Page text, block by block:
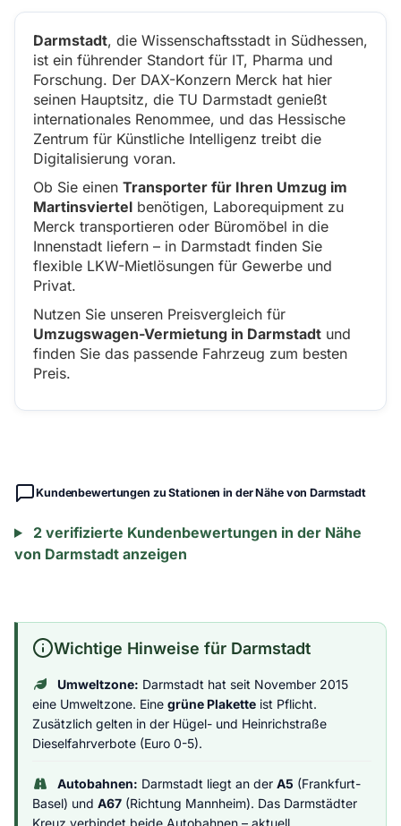
Darmstadt, die Wissenschaftsstadt in Südhessen,
ist ein führender Standort für IT, Pharma und
Forschung. Der DAX-Konzern Merck hat hier
seinen Hauptsitz, die TU Darmstadt genießt
internationales Renommee, und das Hessische
Zentrum für Künstliche Intelligenz treibt die
Digitalisierung voran.
Ob Sie einen Transporter für Ihren Umzug im
Martinsviertel benötigen, Laborequipment zu
Merck transportieren oder Büromöbel in die
Innenstadt liefern – in Darmstadt finden Sie
flexible LKW-Mietlösungen für Gewerbe und
Privat.
Nutzen Sie unseren Preisvergleich für
Umzugswagen-Vermietung in Darmstadt und
finden Sie das passende Fahrzeug zum besten
Preis.
Kundenbewertungen zu Stationen in der Nähe von Darmstadt
2 verifizierte Kundenbewertungen in der Nähe
von Darmstadt anzeigen
Wichtige Hinweise für Darmstadt
Umweltzone: Darmstadt hat seit November 2015
eine Umweltzone. Eine grüne Plakette ist Pflicht.
Zusätzlich gelten in der Hügel- und Heinrichstraße
Dieselfahrverbote (Euro 0-5).
Autobahnen: Darmstadt liegt an der A5 (Frankfurt-
Basel) und A67 (Richtung Mannheim). Das Darmstädter
Kreuz verbindet beide Autobahnen – aktuell